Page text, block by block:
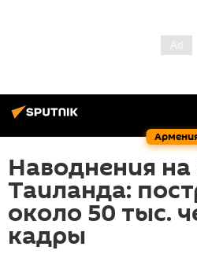
Наводнения
Таиланда:
около 50 тыс.
кадры